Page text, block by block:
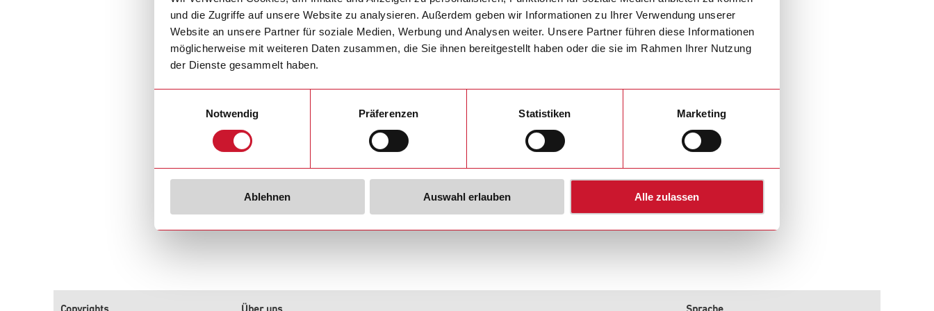
und die Zugriffe auf unsere Website zu analysieren. Außerdem geben wir Informationen zu Ihrer Verwendung unserer
Website an unsere Partner für soziale Medien, Werbung und Analysen weiter. Unsere Partner führen diese Informationen
möglicherweise mit weiteren Daten zusammen, die Sie ihnen bereitgestellt haben oder die sie im Rahmen Ihrer Nutzung
der Dienste gesammelt haben.
Notwendig
Präferenzen Statistiken Marketing
Ablehnen Auswahl erlauben Alle zulassen
info@gavazziautomation.com
Carlo Gavazzi weltweit >>
Copyrights Über uns Sprache